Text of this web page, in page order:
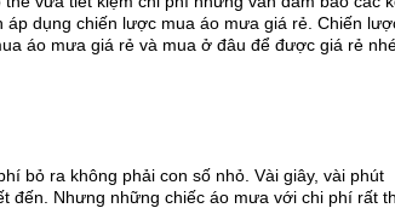
dụng chiến lược mua áo mưa giá rẻ. Chiến
áo mưa giá rẻ và mua ở đâu để được giá rẻ
bỏ ra không phải con số nhỏ. Vài giây, vài phút
đến. Nhưng những chiếc áo mưa với chi phí rất